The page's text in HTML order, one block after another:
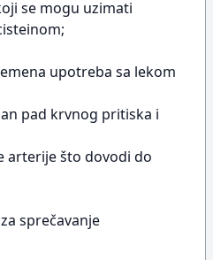
se mogu uzimati
upotreba sa lekom
pad krvnog pritiska i
arterije što dovodi do
sprečavanje